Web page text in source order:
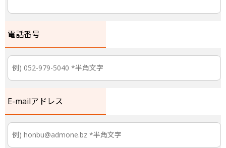
電話番号
E-mailアドレス